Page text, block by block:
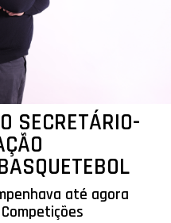
SECRETÁRIO-
até agora